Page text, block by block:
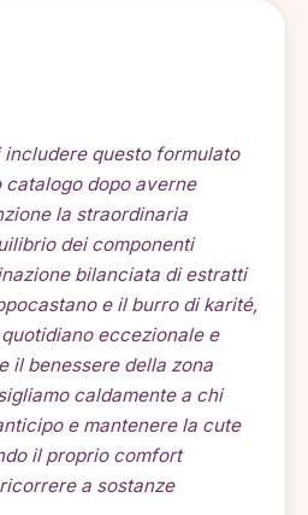
questo formulato
dopo averne
la straordinaria
dei componenti
bilanciata di estratti
e il burro di karité,
eccezionale e
il benessere della zona
caldamente a chi
e mantenere la cute
il proprio comfort
a sostanze